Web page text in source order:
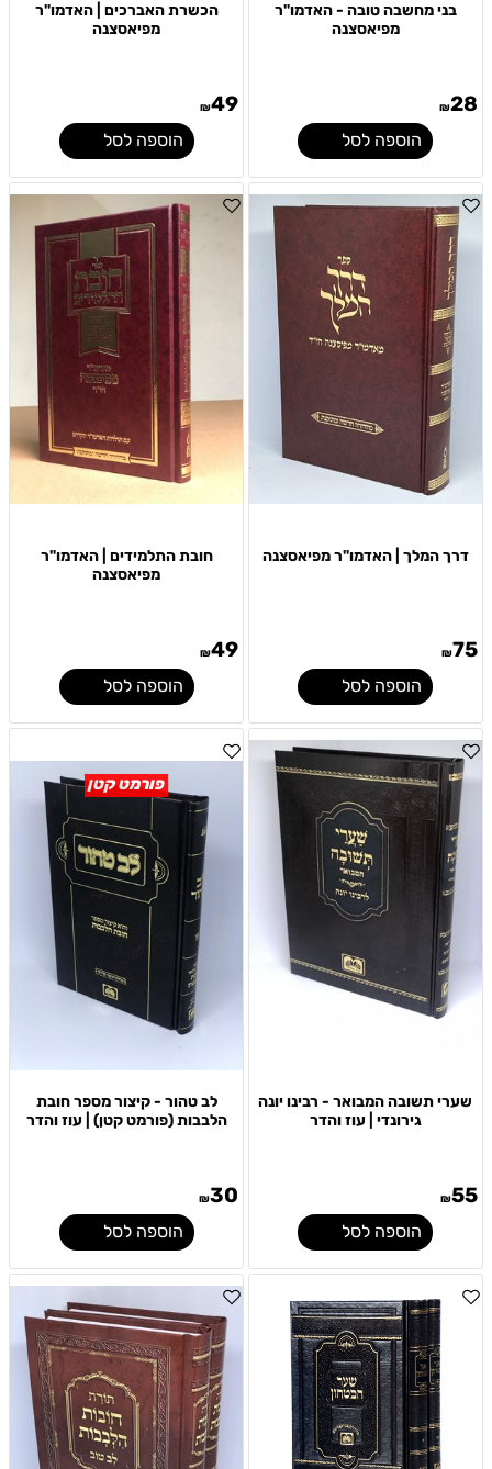
בני מחשבה טובה - האדמו"ר
מפיאסצנה
₪28
הוספה לסל
הכשרת האברכים | האדמו"ר
מפיאסצנה
₪49
הוספה לסל
דרך המלך | האדמו"ר מפיאסצנה
₪75
הוספה לסל
חובת התלמידים | האדמו"ר
מפיאסצנה
₪49
הוספה לסל
שערי תשובה המבואר - רבינו יונה
גירונדי | עוז והדר
₪55
הוספה לסל
פורמט קטן
לב טהור - קיצור מספר חובת
הלבבות (פורמט קטן) | עוז והדר
₪30
הוספה לסל